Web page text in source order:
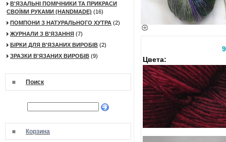
В'ЯЗАЛЬНІ ПОМІЧНИКИ ТА ПРИКРАСИ
СВОЇМИ РУКАМИ (HANDMADE) (16)
ПОМПОНИ З НАТУРАЛЬНОГО ХУТРА (2)
ЖУРНАЛИ З В'ЯЗАННЯ (7)
БІРКИ ДЛЯ В'ЯЗАНИХ ВИРОБІВ (2)
ЗРАЗКИ В'ЯЗАНИХ ВИРОБІВ (9)
Поиск
Корзина
Цвета: